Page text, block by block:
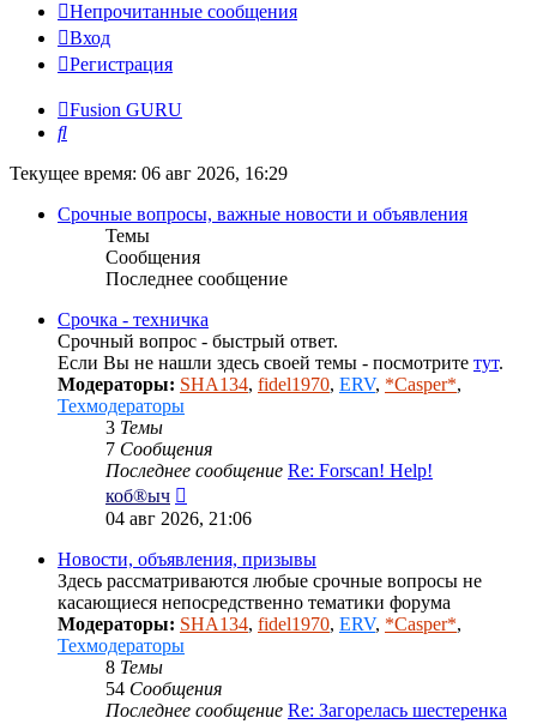
Непрочитанные сообщения
Вход
Регистрация
Fusion GURU
Поиск
Текущее время: 06 авг 2026, 16:29
Срочные вопросы, важные новости и объявления
Темы
Сообщения
Последнее сообщение
Срочка - техничка
Срочный вопрос - быстрый ответ.
Если Вы не нашли здесь своей темы - посмотрите тут.
Модераторы: SHA134, fidel1970, ERV, *Casper*,
Техмодераторы
3 Темы
7 Сообщения
Последнее сообщение Re: Forscan! Help!
коб®ыч
к
сообщению
04 авг 2026, 21:06
Новости, объявления, призывы
Здесь рассматриваются любые срочные вопросы не
касающиеся непосредственно тематики форума
Модераторы: SHA134, fidel1970, ERV, *Casper*,
Техмодераторы
8 Темы
54 Сообщения
Последнее сообщение Re: Загорелась шестеренка